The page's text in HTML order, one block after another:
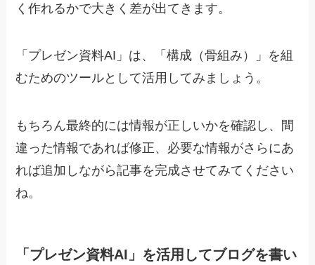
く作れるかで大きく差が出てきます。
「プレゼン資料AI」は、
「構成（骨組み）」を組
むためのツールとして活用してみましょう。
もちろん最終的には情報が正しいかを確認し、間
違った情報であれば修正、必要な情報がさらにあ
れば追加しながら記事を完成させてみてください
ね。
「プレゼン資料AI」を活用してブログを書い